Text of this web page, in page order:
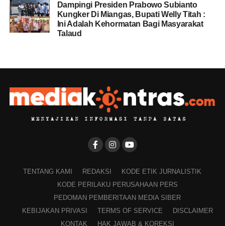
Dampingi Presiden Prabowo Subianto
Kungker Di Miangas, Bupati Welly Titah :
Ini Adalah Kehormatan Bagi Masyarakat
Talaud
TENTANG KAMI REDAKSI
KODE ETIK JURNALISTIK
KODE PERILAKU PERUSAHAAN PERS
PEDOMAN PEMBERITAAN MEDIA SIBER
KEBIJAKAN PRIVASI
TERMS OF SERVICE
DISCLAIMER
KONTAK
HAK JAWAB & KOREKSI